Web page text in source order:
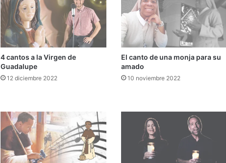
4 cantos a la Virgen de
Guadalupe
12 diciembre 2022
El canto de una monja para su
amado
10 noviembre 2022